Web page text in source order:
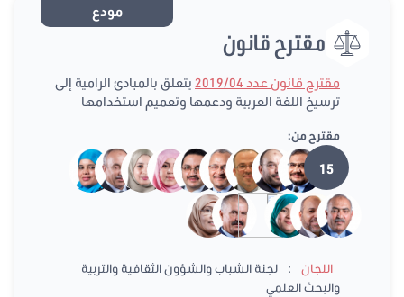
مودع
مقترح قانون
مقترح قانون عدد 2019/04
يتعلق بالمبادئ الرامية إلى
ترسيخ اللغة العربية ودعمها وتعميم استخدامها
مقترح من:
15
اللجان :
لجنة الشباب والشؤون الثقافية والتربية
والبحث العلمي